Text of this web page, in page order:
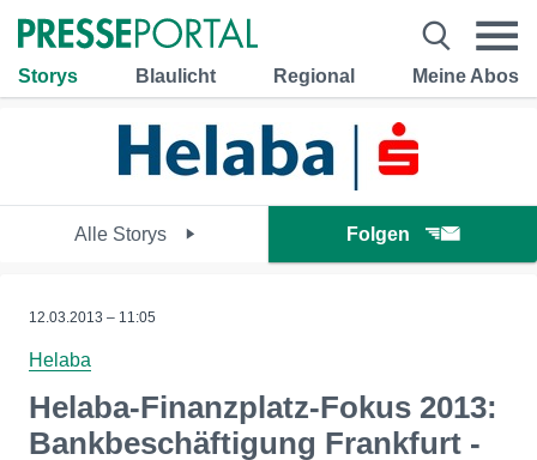
Storys Blaulicht Regional Meine Abos
Alle Storys Folgen
12.03.2013 – 11:05
Helaba
Helaba-Finanzplatz-Fokus 2013:
Bankbeschäftigung Frankfurt -